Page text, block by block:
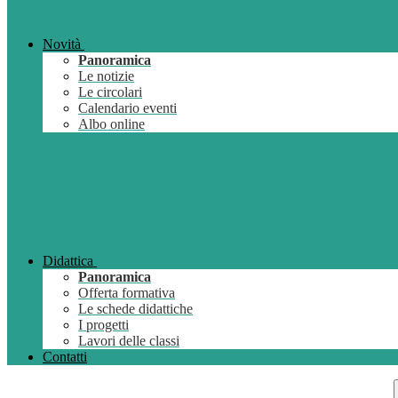
Novità
Panoramica
Le notizie
Le circolari
Calendario eventi
Albo online
Didattica
Panoramica
Offerta formativa
Le schede didattiche
I progetti
Lavori delle classi
Contatti